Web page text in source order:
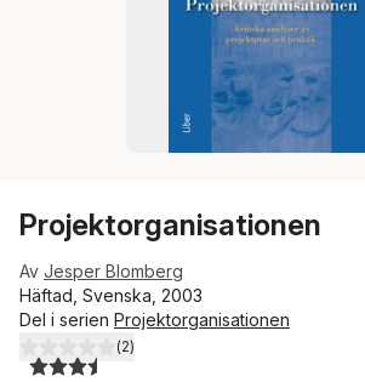
Projektorganisationen
Av Jesper Blomberg
Häftad, Svenska, 2003
Del i serien Projektorganisationen
3,5utav 5 stjärnor. Totalt antal röster:
(2)